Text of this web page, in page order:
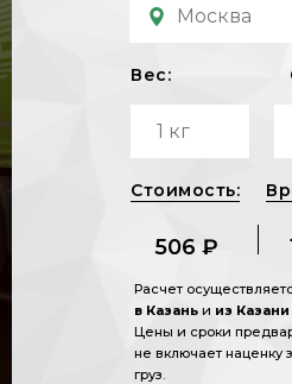
Вес:
Стоимость:
506 ₽
Расчет
в Казань и из
Цены и сроки
не включает наценку
груз.